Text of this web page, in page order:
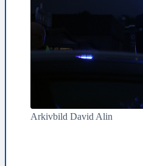
Arkivbild David Alin